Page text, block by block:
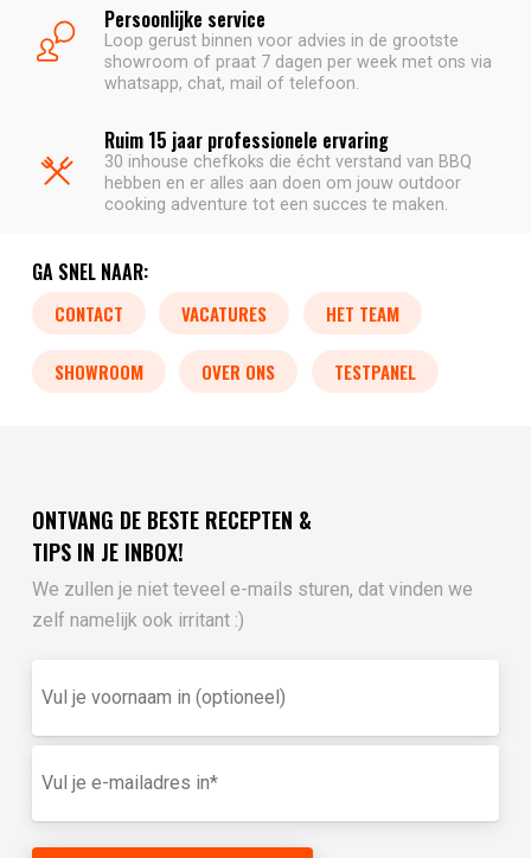
Persoonlijke service
Loop gerust binnen voor advies in de grootste
showroom of praat 7 dagen per week met ons via
whatsapp, chat, mail of telefoon.
Ruim 15 jaar professionele ervaring
30 inhouse chefkoks die écht verstand van BBQ
hebben en er alles aan doen om jouw outdoor
cooking adventure tot een succes te maken.
GA SNEL NAAR:
CONTACT VACATURES HET TEAM
SHOWROOM OVER ONS TESTPANEL
ONTVANG DE BESTE RECEPTEN &
TIPS IN JE INBOX!
We zullen je niet teveel e-mails sturen, dat vinden we
zelf namelijk ook irritant :)
je
in
(optioneel)
mailadres